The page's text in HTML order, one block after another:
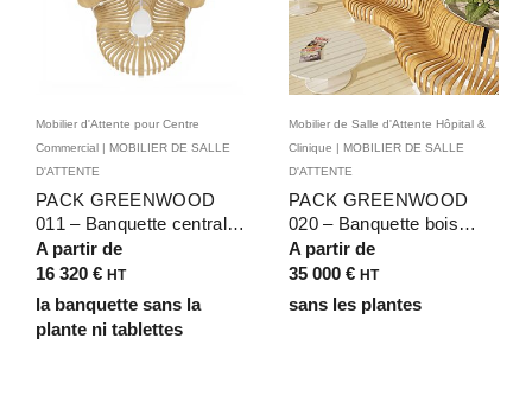
Mobilier d'Attente pour Centre
Commercial | MOBILIER DE SALLE
D'ATTENTE
PACK GREENWOOD
011 – Banquette centrale
îlot végétalisé bois 14
assises pour zones de
détente des galeries
commerciales
A partir de
16 320 € HT
la banquette sans la
plante ni tablettes
Mobilier de Salle d'Attente Hôpital &
Clinique | MOBILIER DE SALLE
D'ATTENTE
PACK GREENWOOD
020 – Banquette bois
modulable végétalisée 32
assises pour Hôpital et
Maisons de Santé
A partir de
35 000 € HT
sans les plantes